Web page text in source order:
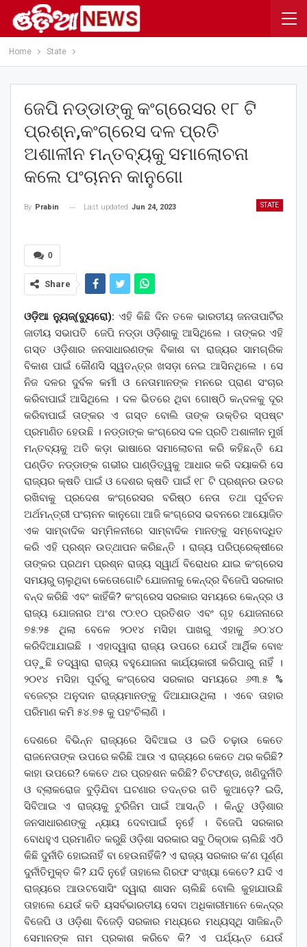
Home State
ଜେପି ନଡ୍‌ଡାଙ୍କୁ କଂଗ୍ରେସର ୧୮ ଟି
ପ୍ରଶ୍ନ,କଂଗ୍ରେସ ଦଳ ପ୍ରତି
ଅଶାଳୀନ ମନ୍ତବ୍ୟକୁ ସମାଲୋଚନା
କଲେ ପଂଚାନନ କାନୁଗୋ
STATE
By Prabin Last updated Jun 24, 2023
0
Share
ଓଡ଼ିଆ ନ୍ୟୁଜ୍(ବ୍ୟୁରୋ): ଏହି କିଛି ଦିନ ତଳେ ଭାରତୀୟ ଜନତାପାର୍ଟିର
ଜାତୀୟ ସଭାପତି ଜେପି ନଡ୍‌ଡା ଓଡ଼ିଶାକୁ ଆସିଥିଲେ । ତାଙ୍କର ଏହି
ଗସ୍ତ ଓଡ଼ିଶାର ଜନସାଧାରଣଙ୍କ ବିକାଶ ବା ରାଜ୍ୟର ସାମଗ୍ରିକ
ବିକାଶ ପାଇଁ କୌଣସି ସ୍ୱତନ୍ତ୍ର ଖସଡ଼ା ନେଇ ଆସିନଥିଲେ । ସେ
ନିଜ ଦଳର ଦୁର୍ବଳ କର୍ମୀ ଓ ନେତାମାନଙ୍କ ମନରେ ପ୍ରାଣ ସଂଚାର
କରିବାପାଇଁ ଆସିଥିଲେ । ଦଳ ଭିତରେ ଥିବା ଗୋଷ୍ଠି କନ୍ଦଳକୁ ଦୂର
କରିବାପାଇଁ ତାଙ୍କର ଏ ଗସ୍ତ ବୋଲି ତାଙ୍କ ଉକ୍ତିର ସ୍ପଷ୍ଟ
ପ୍ରମାଣିତ ହେଉଛି । ନଡ୍‌ଡାଙ୍କ କଂଗ୍ରେସ ଦଳ ପ୍ରତି ଅଶାଳୀନ ମୁର୍ଖ
ମନ୍ତବ୍ୟକୁ ଅତି କଡ଼ା ଭାଷାରେ ସମାଲୋଚନା କରି କହିଛନ୍ତି ଯେ
ପଣ୍ଡିତ ନଡ୍‌ଡାଙ୍କ ଗଭୀର ପାଣ୍ଡିତ୍ୱକୁ ଆଧାର କରି ଦୟାକରି ସେ
ରାଜ୍ୟର କ୍ଷତି ପାଇଁ ଓ ଦେଶର କ୍ଷତି ପାଇଁ ୧୮ ଟି ପ୍ରଶ୍ନର ଉତର
ରଖିବାକୁ ପ୍ରଦେଶ କଂଗ୍ରେସର ବରିଷ୍ଠ ନେତା ତଥା ପୂର୍ବତନ
ଅର୍ଥମନ୍ତ୍ରୀ ପଂଚାନନ କାନୁଗୋ ଆଜି କଂଗ୍ରେସ ଭବନରେ ଆୟୋଜିତ
ଏକ ସାମ୍ବାଦିକ ସମ୍ମିଳନୀରେ ସାମ୍ବାଦିକ ମାନଙ୍କୁ ସମ୍ବୋଦ୍ଧିତ
କରି ଏହି ପ୍ରଶ୍ନ ଉତ୍‌ଥାପନ କରିଛନ୍ତି । ରାଜ୍ୟ ପରିପ୍ରେକ୍ଷୀରେ
ତାଙ୍କର ପ୍ରଥମ ପ୍ରଶ୍ନ ରାଜ୍ୟ ସ୍ୱାର୍ଥ ବିରୋଧର ଯାଇ କଂଗ୍ରେସ
ସମୟରୁ ଚାଲୁଥିବା କେତୋଗୋଟି ଯୋଜନାକୁ କେନ୍ଦ୍ର ବିଜେପି ସରକାର
ବନ୍ଦ କରିଛି ଏବଂ କାହିଁକି? କଂଗ୍ରେସ ସରକାର ସମୟରେ କେନ୍ଦ୍ର ଓ
ରାଜ୍ୟ ଯୋଜନାର ଅଂଶ ୯୦:୧୦ ପ୍ରତିଶତ ଏବଂ ଗୃହ ଯୋଜନାରେ
୭୫:୨୫ ଥିଲା ବେଳେ ୨୦୧୪ ମସିହା ପାଖରୁ ଏହାକୁ ୬୦:୪୦
କରିଦିଆଯାଇଛି । ଏହାଦ୍ୱାରା ରାଜ୍ୟ ଉପରେ ଯେଉଁ ଆର୍ଥିିକ ବୋଝ
ପଡ଼ୁଛି ତଦ୍ୱାରା ରାଜ୍ୟ ବହୁଯୋଜନା କାର୍ଯ୍ୟକାରୀ କରିପାରୁ ନାହିଁ ।
୨୦୧୪ ମସିହା ପୂର୍ବରୁ କଂଗ୍ରେସ ସରକାର ସମୟରେ ୬୩.୫ %
ବଜେଟ୍‌ର ଅନୁଦାନ ରାଜ୍ୟମାନଙ୍କୁ ଦିଆଯାଉଥିଲା । ଏବେ ତାହାର
ପରିମାଣ କମି ୫୪.୭୫ କୁ ପହଂଚିଲାଣି ।
ଦେଶରେ ବିଭିନ୍ନ ରାଜ୍ୟରେ ସିବିଆଇ ଓ ଇଡି ଚଢ଼ାଉ କେତେ
ରାଜନେତାଙ୍କ ଉପରେ କରିଛି ଆଉ ଏ ରାଜ୍ୟରେ କେତେ ଥର କରିଛି?
କାହା ଉପରେ? କେତେ ଥର ପ୍ରହଶନ କରିଛି? ଚିଟଫଣ୍ଡ, ଖଣିଦୁର୍ନୀତି
ଓ ବ୍ଲାକରୋଜ ବୁଡ଼ିଯିବା ଘଟଣାର ତଦନ୍ତର ଗତି କୁଆଡ଼େ? ଇଡି,
ସିବିଆଇ ଏ ରାଜ୍ୟକୁ ଟୁରିଜିମ ପାଇଁ ଆସନ୍ତି । କିନ୍ତୁ ଓଡ଼ିଶାର
ଜନସାଧାରଣଙ୍କୁ ନ୍ୟାୟ ଦେବାପାଇଁ ନୁହେଁ । ବିଜେପି ସରକାର
ବୋଧହୁଏ ପ୍ରମାଣିତ କରୁଛି ଓଡ଼ିଶା ସରକାର ସବୁ ଠିକ୍‌ଠାକ ଚାଲିଛି ଏଠି
କିଛି ଦୁର୍ନୀତି ହୋଇନାହିଁ ବା ହେଉନାହିଁକି? ଏ ରାଜ୍ୟ ସରକାର କ’ଣ ପୂର୍ଣ୍ଣ
ଦୁର୍ନୀତିମୁକ୍ତ କି? ଯଦି ନୁହେଁ ତାହାଲେ ଗିରଫ ସଂଖ୍ୟା କେତେ? ଯଦି ଏ
ରାଜ୍ୟରେ ଆଉଟସୋସିଂ ଦ୍ୱାରା ଶାସନ ଚାଲିଛି ବୋଲି କୁହାଯାଉଛି
ତାହାଲେ ଯେଉଁ କତି ୟସର୍ବଭାରତୀୟ ସେବା ଅଧିକାରୀମାନେ କେନ୍ଦ୍ର
ବିଜେପି ଓ ଓଡ଼ିଶା ବିଜେଡ଼ି ସରକାର ମଧ୍ୟରେ ମଧ୍ୟସ୍ଥି ସାଜିଛନ୍ତି
ସେମାନଙ୍କ ନାମ ପ୍ରକାଶ କରିବେ କି? ଏ ପର୍ଯ୍ୟନ୍ତ ଯେଉଁ